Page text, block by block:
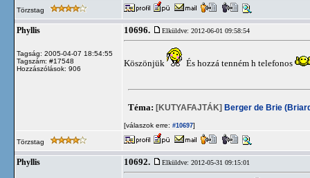
Törzstag
Phyllis
Tagság: 2005-04-07 18:54:55
Tagszám: #17548
Hozzászólások: 906
10696. Elküldve: 2012-06-01 09:58:54
Köszönjük És hozzá tenném h telefonos
Téma: [KUTYAFAJTÁK] Berger de Brie
[válaszok erre: #10697]
Törzstag
Phyllis 10692. Elküldve: 2012-05-31 09:15:01